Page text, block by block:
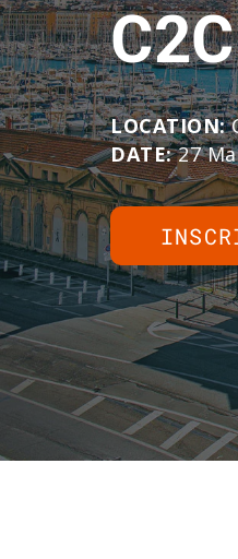
LOCATION:
DATE:27